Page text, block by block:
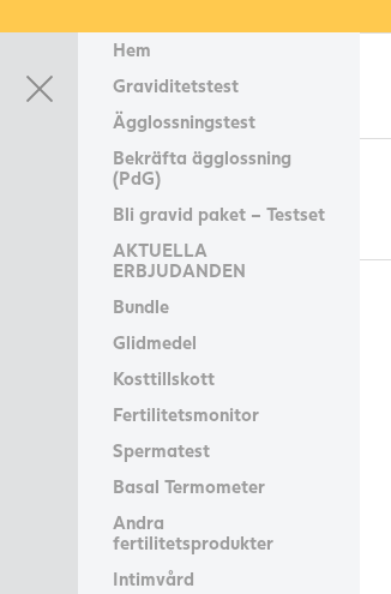
Hem
Graviditetstest
Ägglossningstest
Bekräfta ägglossning
(PdG)
Bli gravid paket – Testset
AKTUELLA
ERBJUDANDEN
Bundle
Glidmedel
Kosttillskott
Fertilitetsmonitor
Spermatest
Basal Termometer
Andra
fertilitetsprodukter
Intimvård